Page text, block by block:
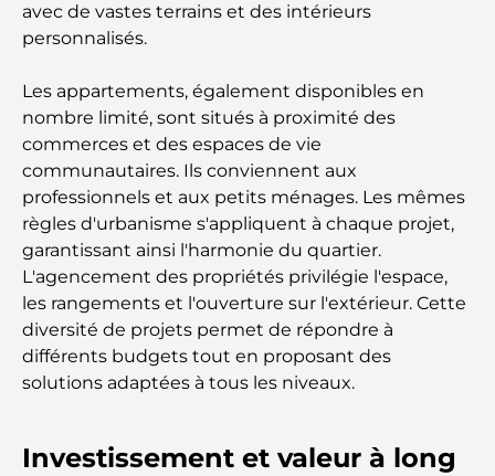
Safari de luxe d'une nuit dans le désert de Dubaï :
une escapade haut de gamme
Les voitures les plus chères de Tesla : l'innovation
au service de la performance
Restaurants Al Wasl : les restaurants les plus
célèbres de Dubaï
Les 10 pays les plus riches du monde
Activités à faire avec des enfants à Dubaï : un
guide complet pour les familles
Dubaï pour une escapade de luxe
avec de vastes terrains et des intérieurs
personnalisés.
Les appartements, également disponibles en
nombre limité, sont situés à proximité des
commerces et des espaces de vie
communautaires. Ils conviennent aux
professionnels et aux petits ménages. Les mêmes
règles d'urbanisme s'appliquent à chaque projet,
garantissant ainsi l'harmonie du quartier.
L'agencement des propriétés privilégie l'espace,
les rangements et l'ouverture sur l'extérieur. Cette
diversité de projets permet de répondre à
différents budgets tout en proposant des
solutions adaptées à tous les niveaux.
Investissement et valeur à long